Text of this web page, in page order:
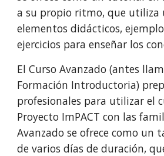
a su propio ritmo, que utiliza
elementos didácticos,
ejercicios para enseñar los
El Curso Avanzado (antes
Formación Introductoria)
profesionales para utilizar el
Proyecto ImPACT con las
Avanzado se ofrece como un
de varios días de duración,